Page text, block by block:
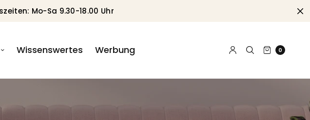
Mo-Sa 9.30-18.00 Uhr
Wissenswertes Werbung 0